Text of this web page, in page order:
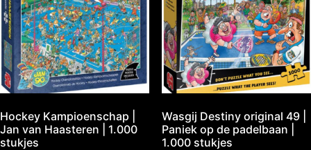
Hockey Kampioenschap |
Jan van Haasteren | 1.000
stukjes
Wasgij Destiny original 49 |
Paniek op de padelbaan |
1.000 stukjes